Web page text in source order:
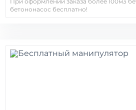
бетононасос бесплатно!